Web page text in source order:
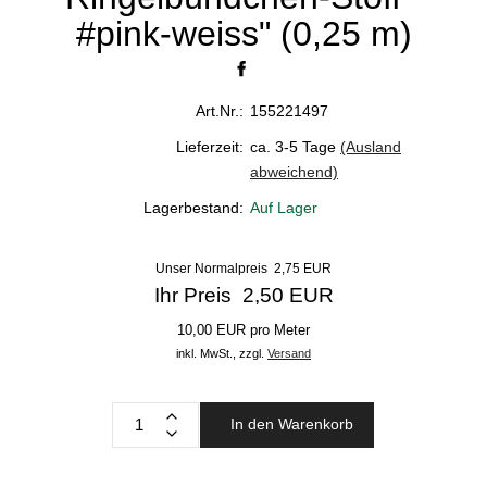
#pink-weiss" (0,25 m)
Art.Nr.: 155221497
Lieferzeit: ca. 3-5 Tage (Ausland
abweichend)
Lagerbestand: Auf Lager
Unser Normalpreis 2,75 EUR
Ihr Preis 2,50 EUR
10,00 EUR pro Meter
inkl. MwSt., zzgl. Versand
In den Warenkorb